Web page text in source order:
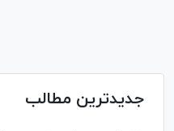
جدیدترین مطالب